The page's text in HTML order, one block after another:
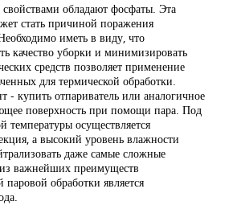
обладают фосфаты. Эта
стать причиной поражения
иметь в виду, что
качество уборки и минимизировать
средств позволяет применение
для термической обработки.
- купить отпариватель или аналогичное
поверхность при помощи пара. Под
температуры осуществляется
а высокий уровень влажности
даже самые сложные
важнейших преимуществ
паровой обработки является